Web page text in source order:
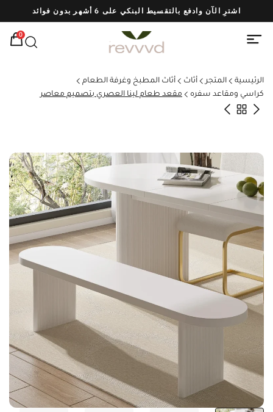
اشترِ الآن وادفع بالتقسيط البنكي على 6 أشهر بدون فوائد
0
الرئيسية المتجر أثاث
أثاث المطبخ وغرفة الطعام
كراسي ومقاعد سفره
مقعد طعام لينا العصري بتصميم معاصر